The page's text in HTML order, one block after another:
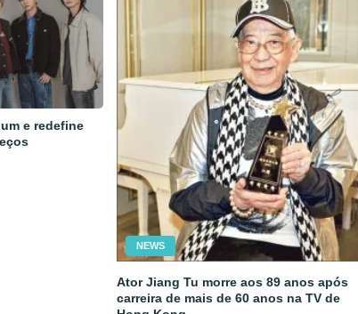
e redefine
NEWS
Ator Jiang Tu morre aos 89 anos após
carreira de mais de 60 anos na TV de